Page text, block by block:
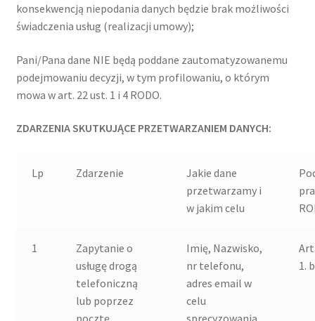
konsekwencją niepodania danych będzie brak możliwości
świadczenia usług (realizacji umowy);
Pani/Pana dane NIE będą poddane zautomatyzowanemu
podejmowaniu decyzji, w tym profilowaniu, o którym
mowa w art. 22 ust. 1 i 4 RODO.
ZDARZENIA SKUTKUJĄCE PRZETWARZANIEM DANYCH:
Lp Zdarzenie
Jakie dane
przetwarzamy i
w jakim celu
1
Zapytanie o
usługę drogą
telefoniczną
lub poprzez
pocztę
Imię, Nazwisko,
nr telefonu,
adres email w
celu
sprecyzowania
1.